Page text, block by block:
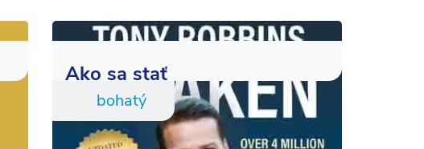
Ako sa stať
bohatý